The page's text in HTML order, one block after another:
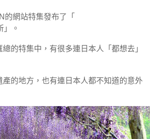
的網站特集發布了「
」。
的特集中，有很多連日本人「都想去」
產的地方，也有連日本人都不知道的意外